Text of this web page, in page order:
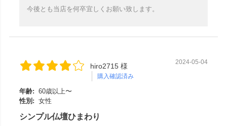
今後とも当店を何卒宜しくお願い致します。
hiro2715 様
購入確認済み
2024-05-04
年齢: 60歳以上〜
性別: 女性
シンプル仏壇ひまわり